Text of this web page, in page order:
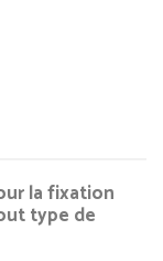
la fixation
type de